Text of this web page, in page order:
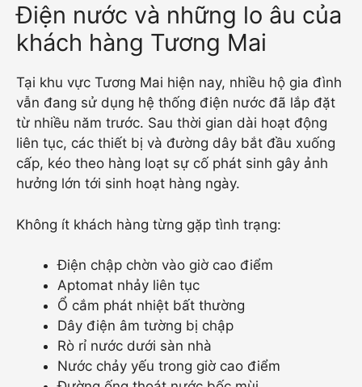
Điện nước và những lo âu của
khách hàng Tương Mai
Tại khu vực Tương Mai hiện nay, nhiều hộ gia đình
vẫn đang sử dụng hệ thống điện nước đã lắp đặt
từ nhiều năm trước. Sau thời gian dài hoạt động
liên tục, các thiết bị và đường dây bắt đầu xuống
cấp, kéo theo hàng loạt sự cố phát sinh gây ảnh
hưởng lớn tới sinh hoạt hàng ngày.
Không ít khách hàng từng gặp tình trạng:
Điện chập chờn vào giờ cao điểm
Aptomat nhảy liên tục
Ổ cắm phát nhiệt bất thường
Dây điện âm tường bị chập
Rò rỉ nước dưới sàn nhà
Nước chảy yếu trong giờ cao điểm